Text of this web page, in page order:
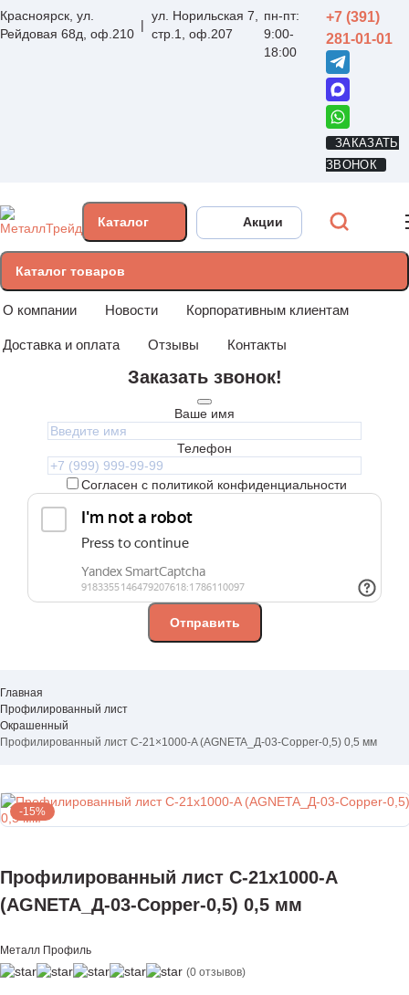
Красноярск, ул.
Рейдовая 68д, оф.210
ул. Норильская 7,
стр.1, оф.207
пн-пт:
9:00-
18:00
+7 (391)
281-01-01
ЗАКАЗАТЬ
ЗВОНОК
Каталог Акции
Каталог товаров
О компании Новости Корпоративным клиентам
Доставка и оплата Отзывы Контакты
Заказать звонок!
Ваше имя
Телефон
Согласен с политикой конфиденциальности
Главная
Профилированный лист
Окрашенный
Профилированный лист С-21×1000-A (AGNETA_Д-03-Copper-0,5) 0,5 мм
-15%
Профилированный лист С-21x1000-A
(AGNETA_Д-03-Copper-0,5) 0,5 мм
Металл Профиль
(0 отзывов)